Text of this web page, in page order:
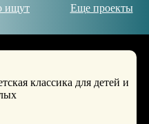
ищут Еще проекты